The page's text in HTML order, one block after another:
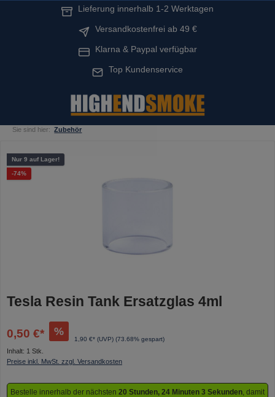
Lieferung innerhalb 1-2 Werktagen
Versandkostenfrei ab 49 €
Klarna & Paypal verfügbar
Top Kundenservice
Sie sind hier: Zubehör
Bildergalerie überspringen
Nur 9 auf Lager!
-74%Rabatt
Tesla Resin Tank Ersatzglas 4ml
0,50 €* %
1,90 €* (UVP) (73.68% gespart)
Inhalt: 1 Stk.
Preise inkl. MwSt. zzgl. Versandkosten
Bestelle innerhalb der nächsten 20 Stunden, 24 Minuten 3 Sekunden , damit